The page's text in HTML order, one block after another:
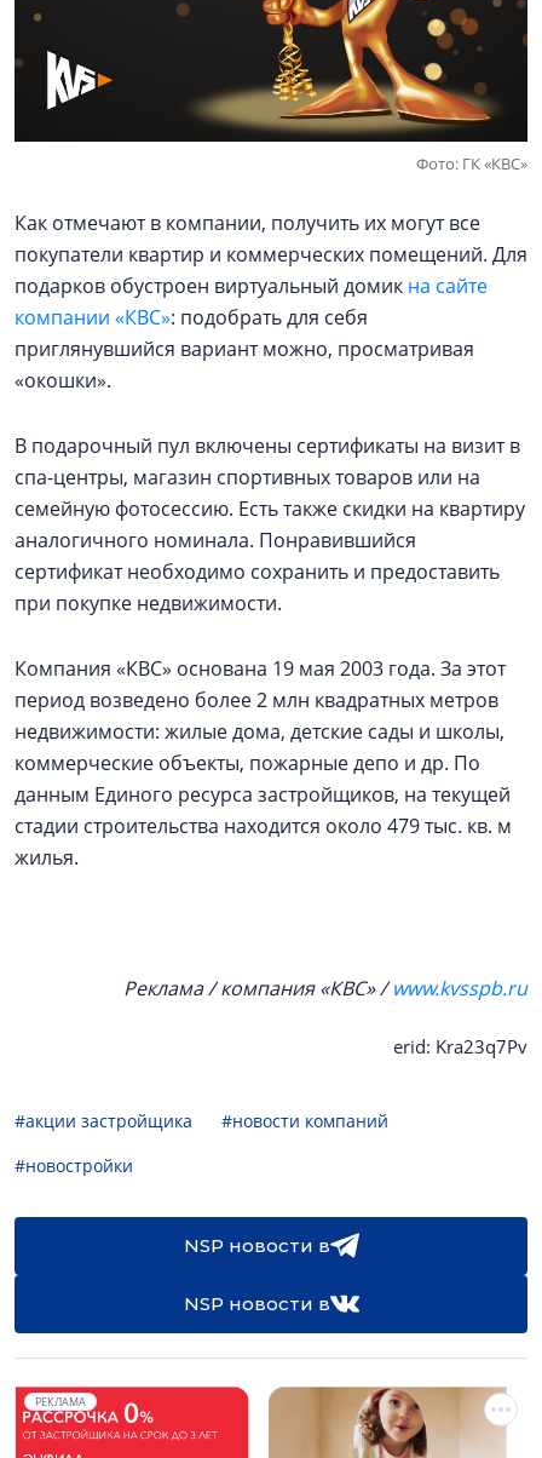
Фото: ГК «КВС»
Как отмечают в компании, получить их могут все
покупатели квартир и коммерческих помещений. Для
подарков обустроен виртуальный домик на сайте
компании «КВС»: подобрать для себя
приглянувшийся вариант можно, просматривая
«окошки».
В подарочный пул включены сертификаты на визит в
спа-центры, магазин спортивных товаров или на
семейную фотосессию. Есть также скидки на квартиру
аналогичного номинала. Понравившийся
сертификат необходимо сохранить и предоставить
при покупке недвижимости.
Компания «КВС» основана 19 мая 2003 года. За этот
период возведено более 2 млн квадратных метров
недвижимости: жилые дома, детские сады и школы,
коммерческие объекты, пожарные депо и др. По
данным Единого ресурса застройщиков, на текущей
стадии строительства находится около 479 тыс. кв. м
жилья.
Реклама / компания «КВС» /www.kvsspb.ru
erid: Kra23q7Pv
#акции застройщика
#новости компаний
#новостройки
NSP новости в
NSP новости в
РЕКЛАМА